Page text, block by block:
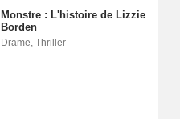
Monstre : L'histoire de Lizzie
Borden
Drame Thriller